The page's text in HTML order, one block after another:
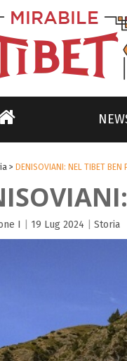
> DENISOVIANI: NEL TIBET BEN
I 19 Lug 2024 Storia